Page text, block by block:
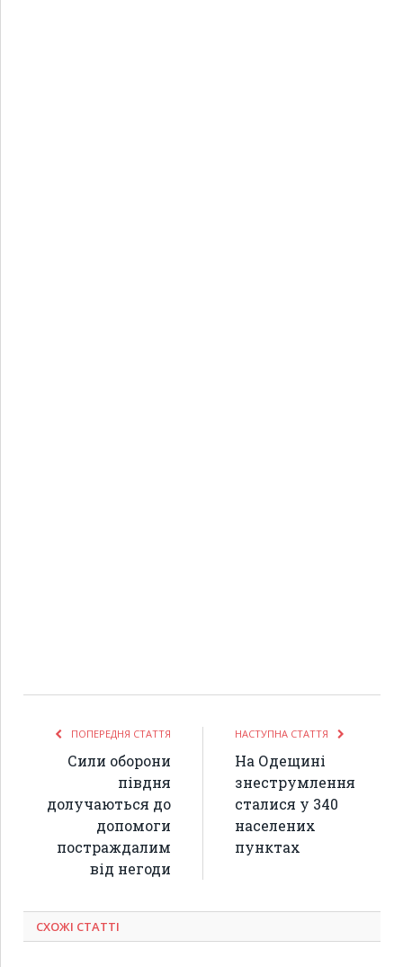
ПОПЕРЕДНЯ СТАТТЯ
Сили оборони
півдня
долучаються до
допомоги
постраждалим
від негоди
НАСТУПНА СТАТТЯ
На Одещині
знеструмлення
сталися у 340
населених
пунктах
СХОЖІ СТАТТІ